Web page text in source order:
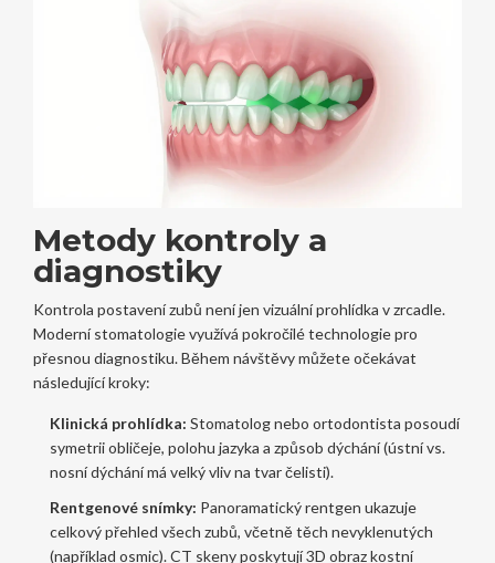
Metody kontroly a
diagnostiky
Kontrola postavení zubů není jen vizuální prohlídka v zrcadle.
Moderní stomatologie využívá pokročilé technologie pro
přesnou diagnostiku. Během návštěvy můžete očekávat
následující kroky:
Klinická prohlídka: Stomatolog nebo ortodontista posoudí
symetrii obličeje, polohu jazyka a způsob dýchání (ústní vs.
nosní dýchání má velký vliv na tvar čelisti).
Rentgenové snímky: Panoramatický rentgen ukazuje
celkový přehled všech zubů, včetně těch nevyklenutých
(například osmic). CT skeny poskytují 3D obraz kostní